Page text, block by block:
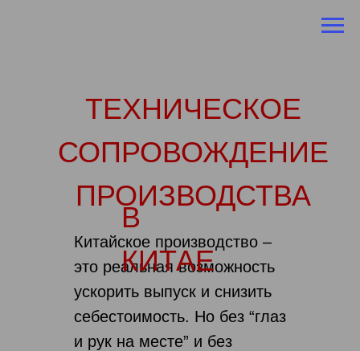
Китайское производство –
это реальная возможность
ускорить выпуск и снизить
себестоимость. Но без “глаз
и рук на месте” и без
ТЕХНИЧЕСКОЕ
СОПРОВОЖДЕНИЕ
ПРОИЗВОДСТВА
В
КИТАЕ